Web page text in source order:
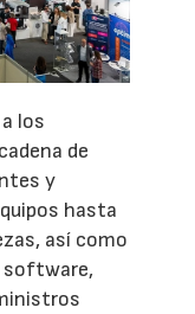
los
de
y
hasta
así como
software,